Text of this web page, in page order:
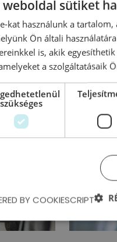
a
olvasom
1
weboldal sütiket
kat használunk a
Ön általi
is, akik
a szolgáltatásaik
szükséges
BY COOKIESCRIPT